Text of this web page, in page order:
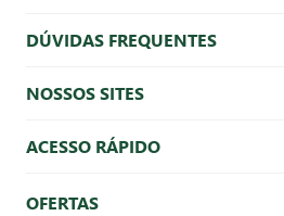
DÚVIDAS FREQUENTES
NOSSOS SITES
ACESSO RÁPIDO
OFERTAS